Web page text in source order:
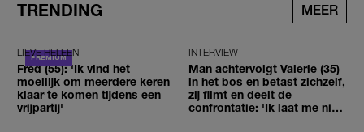
TRENDING MEER
LIEVE HELEEN
Fred (55): 'Ik vind het
moeilijk om meerdere keren
klaar te komen tijdens een
vrijpartij'
INTERVIEW
Man achtervolgt Valerie (35)
in het bos en betast zichzelf,
zij filmt en deelt de
confrontatie: 'Ik laat me niet